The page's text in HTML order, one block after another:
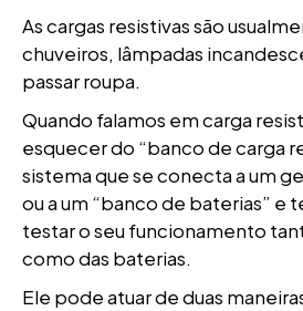
As cargas resistivas são
chuveiros, lâmpadas
passar roupa.
Quando falamos em carga
esquecer do “banco de carga
sistema que se conecta a um
ou a um “banco de baterias” e
testar o seu funcionamento
como das baterias.
Ele pode atuar de duas